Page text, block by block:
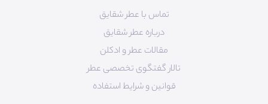
تماس با عطر شقایق
درباره عطر شقایق
مقالات عطر و ادکلن
تالار گفتگوی تخصصی عطر
قوانین و شرایط استفاده